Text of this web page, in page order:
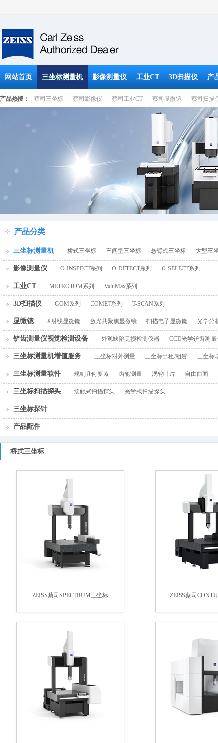
网站首页 三坐标测量机 影像测量仪 工业CT 3D扫描仪 产
产品热搜： 蔡司三坐标 蔡司影像仪 蔡司工业CT 蔡司显微镜 蔡司扫描
百叶窗图片
产品分类
三坐标测量机 桥式三坐标 车间型三坐标 悬臂式三坐标 大型三
影像测量仪 O-INSPECT系列 O-DETECT系列 O-SELECT系列
工业CT METROTOM系列 VoluMax系列
3D扫描仪 GOM系列 COMET系列 T-SCAN系列
显微镜 X射线显微镜 激光共聚焦显微镜 扫描电子显微镜 光学分
铲齿测量仪视觉检测设备 外观缺陷无损检测仪器 CCD光学铲齿测量
三坐标测量机增值服务 三坐标对外测量 三坐标出租/租赁 三坐标
三坐标测量软件 规则几何要素 齿轮测量 涡轮叶片 自由曲面
三坐标扫描探头 接触式扫描探头 光学式扫描探头
三坐标探针
产品配件
桥式三坐标
ZEISS蔡司SPECTRUM三坐标 ZEISS蔡司